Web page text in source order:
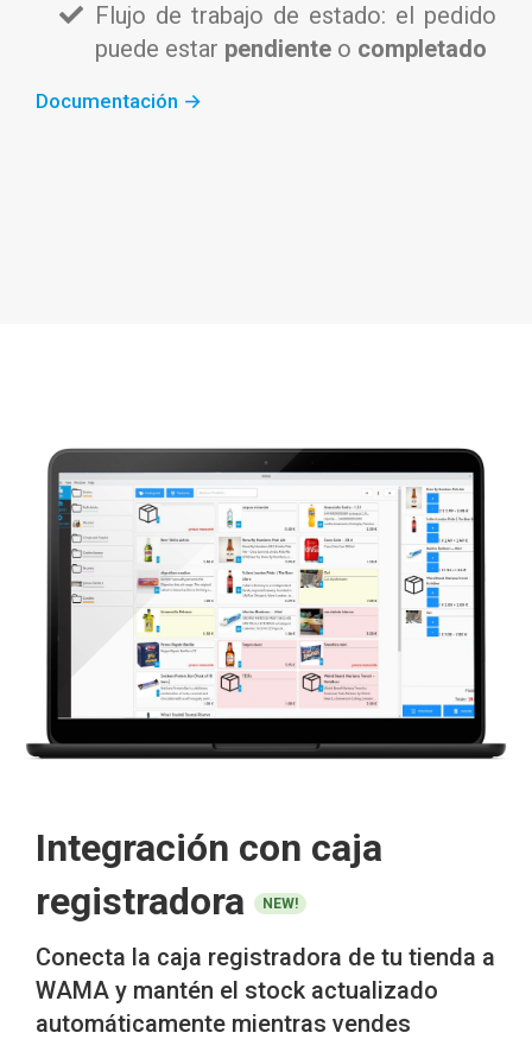
Flujo de trabajo de estado: el pedido
puede estar pendiente o completado
Documentación
Integración con caja
registradora
NEW!
Conecta la caja registradora de tu tienda a
WAMA y mantén el stock actualizado
automáticamente mientras vendes